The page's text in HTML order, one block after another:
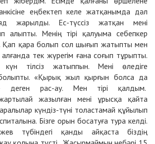
еңбектеп келе жатқанымда дәл
жарылды. Ес-түссіз жатқан мені
алыпты. Менің тірі қалуыма себепкер
Қап қара болып сол шығып жатыпты мен
тек жүрегім ғана соғып тұрыпты.
тілсіз жатыппын. Мені өледіге
«Қырық жыл қырғын болса да
деген рас-ау. Мен тірі қалдым.
жазылған мені ұрысқа қайта
күндіз-түні толастамай құйылып
Бізге орын босатуға тура келді.
түбіндегі қанды айқаста біздің